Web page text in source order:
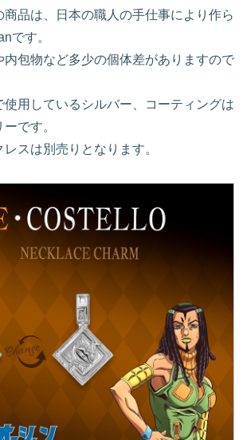
品は、日本の職人の手仕事により作ら
です。
包物など多少の個体差がありますので
用しているシルバー、コーティングは
です。
スは別売りとなります。